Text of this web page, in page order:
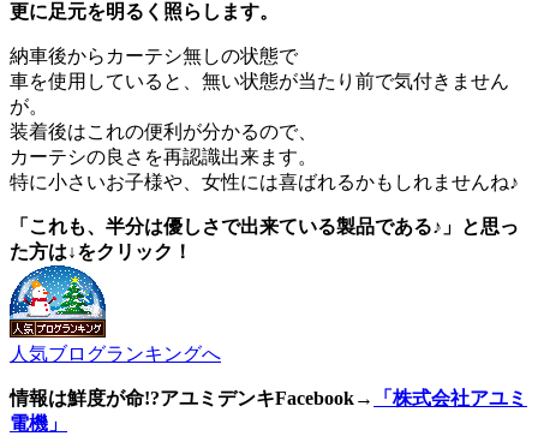
更に足元を明るく照らします。
納車後からカーテシ無しの状態で
車を使用していると、無い状態が当たり前で気付きません
が。
装着後はこれの便利が分かるので、
カーテシの良さを再認識出来ます。
特に小さいお子様や、女性には喜ばれるかもしれませんね♪
「これも、半分は優しさで出来ている製品である♪」と思っ
た方は↓をクリック！
人気ブログランキングへ
情報は鮮度が命!?アユミデンキFacebook→
「株式会社アユミ
電機」